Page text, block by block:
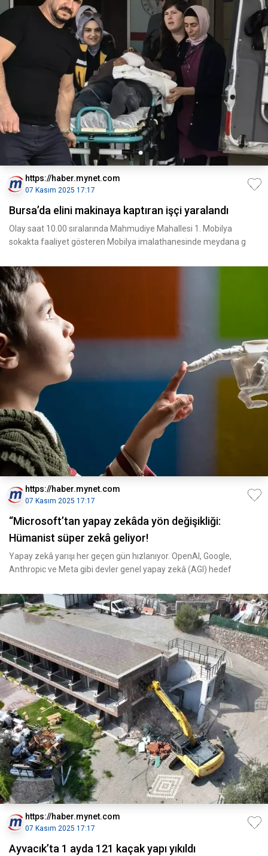
https://haber.mynet.com
07 Kasım 2025 17:17
Bursa’da elini makinaya kaptıran işçi yaralandı
Olay saat 10.00 sıralarında Mahmudiye Mahallesi 1. Mobilya
sokakta faaliyet gösteren Mobilya imalathanesinde meydana g
https://haber.mynet.com
07 Kasım 2025 17:17
“Microsoft’tan yapay zekâda yön değişikliği:
Hümanist süper zekâ geliyor!
Yapay zekâ yarışı her geçen gün hızlanıyor. OpenAI, Google,
Anthropic ve Meta gibi devler genel yapay zekâ (AGI) hedef
https://haber.mynet.com
07 Kasım 2025 17:17
Ayvacık’ta 1 ayda 121 kaçak yapı yıkıldı